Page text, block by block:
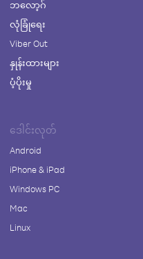
ဘလော့ဂ်
လုံခြုံရေး
Viber Out
နှုန်းထားများ
ပံ့ပိုးမှု
ဒေါင်းလုတ်
Android
iPhone & iPad
Windows PC
Mac
Linux